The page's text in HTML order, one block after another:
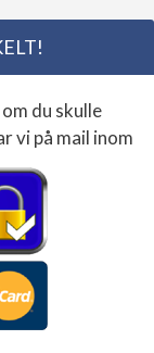
du skulle
vi på mail inom